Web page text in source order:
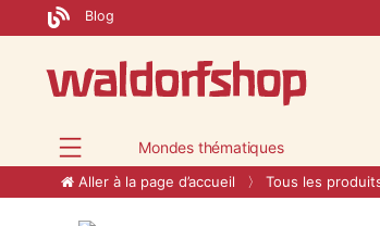
Blog
Mondes thématiques
Aller à la page d’accueil Tous les